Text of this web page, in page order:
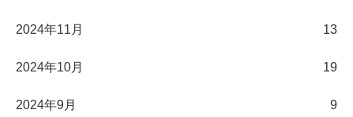
2024年11月 13
2024年10月 19
2024年9月 9